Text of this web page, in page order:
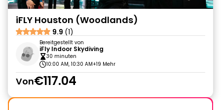
iFLY Houston (Woodlands)
9.9 (1)
Bereitgestellt von
iFly Indoor Skydiving
30 minuten
10:00 AM, 10:30 AM+19 Mehr
Von€117.04